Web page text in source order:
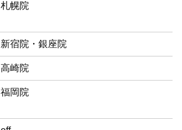
札幌院
新宿院・銀座院
高崎院
福岡院